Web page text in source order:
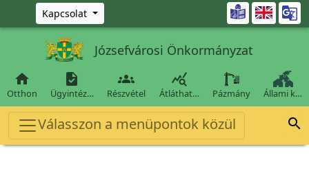
Ugrás a fő tartalomra
Kapcsolat 
Józsefvárosi Önkormányzat

Otthon

Ügyintéz…

Részvétel

Átláthat… Pázmány Állami k…
Válasszon a menüpontok közül 